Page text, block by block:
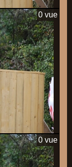
0 vue
0 vue